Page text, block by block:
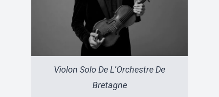
Violon Solo De L’Orchestre De
Bretagne